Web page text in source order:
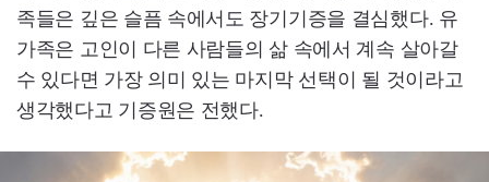
족들은 깊은 슬픔 속에서도 장기기증을 결심했다. 유
가족은 고인이 다른 사람들의 삶 속에서 계속 살아갈
수 있다면 가장 의미 있는 마지막 선택이 될 것이라고
생각했다고 기증원은 전했다.